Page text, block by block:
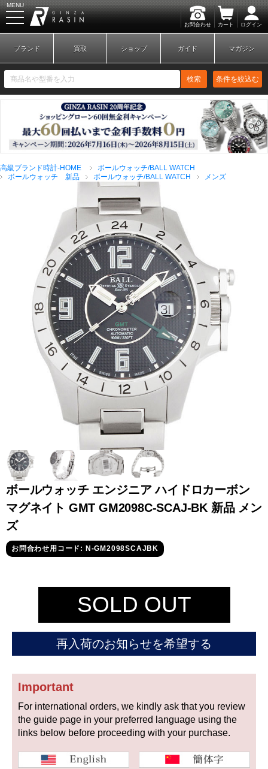
お問合わせ カート ログイン
MENU
新規会員登録 ログイン
ブランドから探す
全てのブランドを見
る
ロレックス
パテック
フィリップ
オーデマピゲ ウブロ
セイコー
ヴァシュロン
チューダー パネライ
商品の状態から探す
未使用品
中古品 アンティーク品
ブランド 買取 ショップ ガイド マガジン
検索 条件を絞込む
高級ブランド時計-HOME
ボールウォッチ/BALL WATCH
ボールウォッチ 新品
ボールウォッチ/BALL WATCH メンズ
ボールウォッチ エンジニア ハイドロカーボン
マグネイト GMT GM2098C-SCAJ-BK 新品 メン
ズ
お問合わせ用コード: N-GM2098SCAJBK
SOLD OUT
再入荷のお知らせを希望する
Important
For international orders, we kindly ask that you review
the guide page in your preferred language using the
links below before proceeding with your purchase.